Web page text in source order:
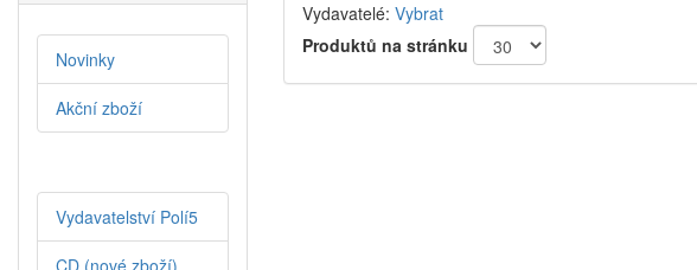
Vydavatelé: Vybrat
Produktů na stránku
Novinky
Akční zboží
Vydavatelství Polí5